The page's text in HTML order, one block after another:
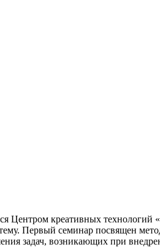
Центром креативных
Первый семинар посвящен
задач, возникающих при